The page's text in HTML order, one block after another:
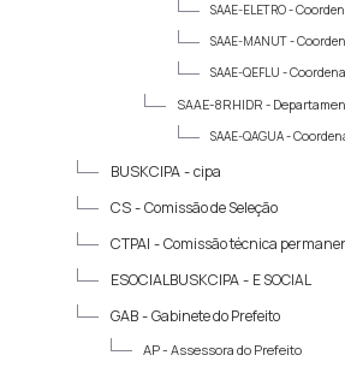
SAAE-ELETRO -
SAAE-MANUT -
SAAE-QEFLU -
SAAE-8RHIDR -
SAAE-QAGUA -
BUSKCIPA -cipa
CS -Comissão de Seleção
CTPAI -Comissão técnica
ESOCIALBUSKCIPA - E SOCIAL
GAB -Gabinete do Prefeito
AP - Assessora do Prefeito